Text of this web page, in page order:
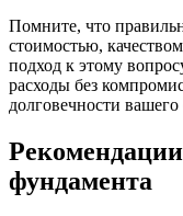
Помните, что
стоимостью,
подход к этому
расходы без
долговечности вашего
фундамента